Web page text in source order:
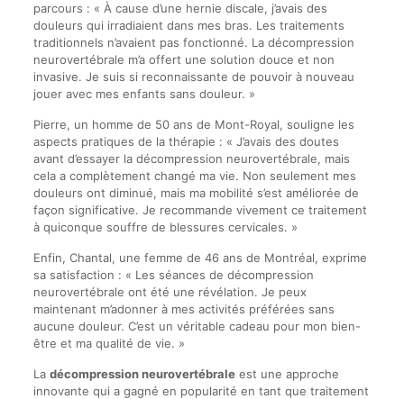
parcours : « À cause d’une hernie discale, j’avais des
douleurs qui irradiaient dans mes bras. Les traitements
traditionnels n’avaient pas fonctionné. La décompression
neurovertébrale m’a offert une solution douce et non
invasive. Je suis si reconnaissante de pouvoir à nouveau
jouer avec mes enfants sans douleur. »
Pierre, un homme de 50 ans de Mont-Royal, souligne les
aspects pratiques de la thérapie : « J’avais des doutes
avant d’essayer la décompression neurovertébrale, mais
cela a complètement changé ma vie. Non seulement mes
douleurs ont diminué, mais ma mobilité s’est améliorée de
façon significative. Je recommande vivement ce traitement
à quiconque souffre de blessures cervicales. »
Enfin, Chantal, une femme de 46 ans de Montréal, exprime
sa satisfaction : « Les séances de décompression
neurovertébrale ont été une révélation. Je peux
maintenant m’adonner à mes activités préférées sans
aucune douleur. C’est un véritable cadeau pour mon bien-
être et ma qualité de vie. »
La décompression neurovertébraleest une approche
innovante qui a gagné en popularité en tant que traitement